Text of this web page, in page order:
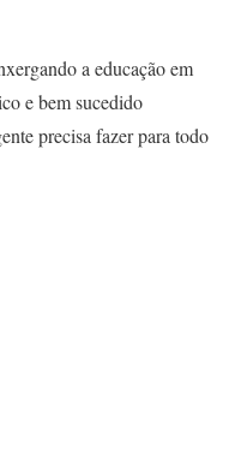
a educação em
e bem sucedido
precisa fazer para todo